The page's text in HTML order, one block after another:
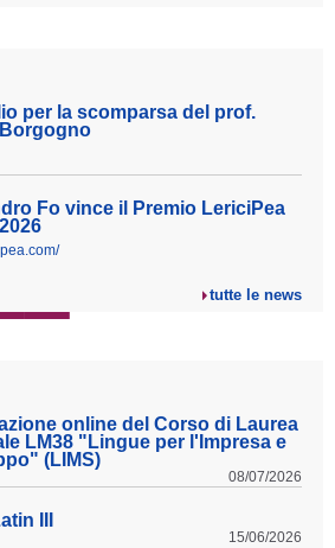
per la scomparsa del prof.
Fo vince il Premio LericiPea
tutte le news
online del Corso di Laurea
LM38 "Lingue per l'Impresa e
(LIMS)
08/07/2026
III
15/06/2026